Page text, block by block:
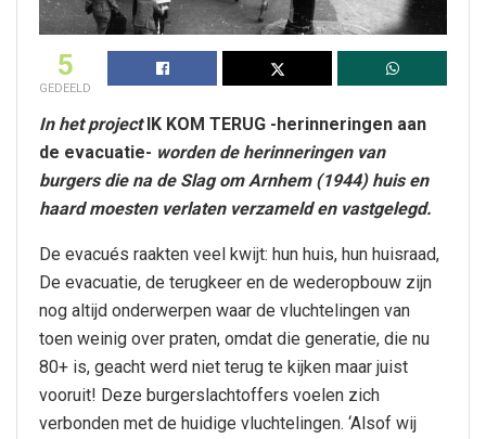
5
GEDEELD
In het projectIK KOM TERUG -herinneringen aan
de evacuatie- worden de herinneringen van
burgers die na de Slag om Arnhem (1944) huis en
haard moesten verlaten verzameld en vastgelegd.
De evacués raakten veel kwijt: hun huis, hun huisraad,
De evacuatie, de terugkeer en de wederopbouw zijn
nog altijd onderwerpen waar de vluchtelingen van
toen weinig over praten, omdat die generatie, die nu
80+ is, geacht werd niet terug te kijken maar juist
vooruit! Deze burgerslachtoffers voelen zich
verbonden met de huidige vluchtelingen. ‘Alsof wij